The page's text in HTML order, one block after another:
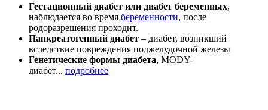
Гестационный диабет или диабет беременных,
наблюдается во время беременности, после
родоразрешения проходит.
Панкреатогенный диабет – диабет, возникший
вследствие повреждения поджелудочной железы
Генетические формы диабета, MODY-
диабет... подробнее